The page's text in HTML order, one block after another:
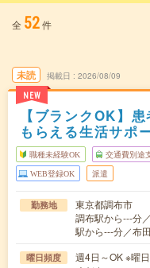
全 52件
未読
NEW
掲載日 2026/08/09
【ブランクOK】
もらえる生活サポ
職種未経験OK 交通費別途
WEB登録OK 派遣
勤務地
東京都調布市
調布駅から---分
駅から---分／布
曜日頻度
週4日～OK ※曜